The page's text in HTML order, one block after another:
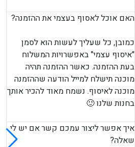
האם אוכל לאסוף בעצמי את ההזמנה?
כמובן, כל שעליך לעשות הוא לסמן
"איסוף עצמי" באפשרויות המשלוח
בעת ההזמנה. כאשר ההזמנה תהיה
מוכנה תישלח למייל הודעה שההזמנה
מוכנה לאיסוף. נשמח מאוד להכיר אותך
בחנות שלנו 🙂
איך אפשר ליצור עמכם קשר אם יש לי
שאלה?